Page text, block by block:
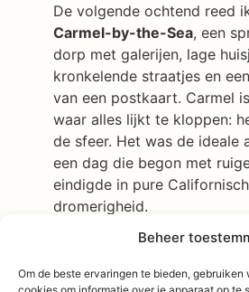
Beheer
Om de beste ervaringen te bieden,
De volgende ochtend reed
Carmel-by-the-Sea, een
dorp met galerijen, lage
kronkelende straatjes en
van een postkaart. Carmel
waar alles lijkt te kloppen:
de sfeer. Het was de ideale
een dag die begon met
eindigde in pure
dromerigheid.
Van hieruit reed ik verder
geweldige trip.